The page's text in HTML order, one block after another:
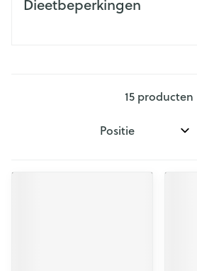
Dieetbeperkingen
15producten
Sorteer op: